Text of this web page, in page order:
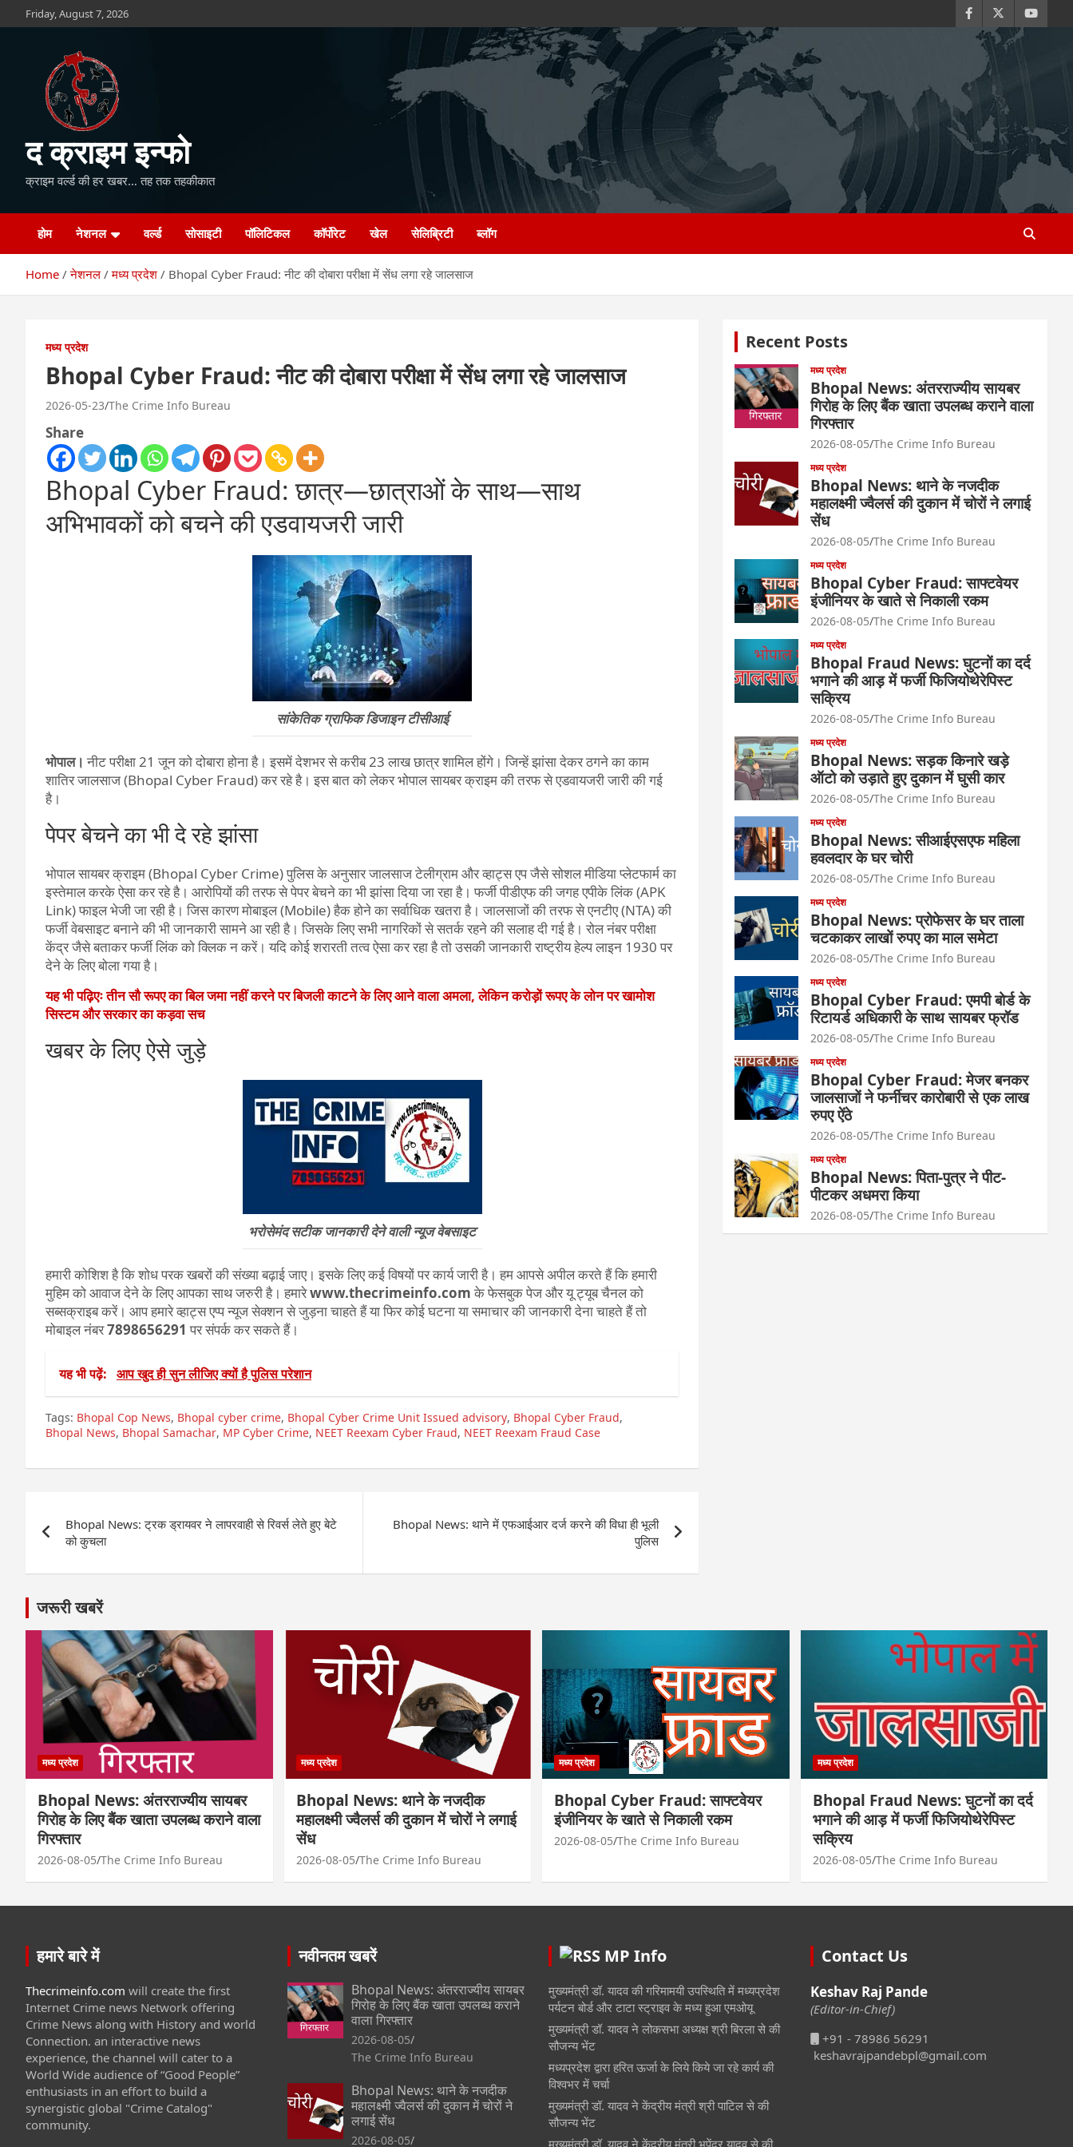
to
Friday, August 7, 2026
द क्राइम इन्फो
क्राइम वर्ल्ड की हर खबर… तह तक तहकीकात
होम नेशनल वर्ल्ड सोसाइटी पॉलिटिकल कॉर्पोरेट खेल सेलिब्रिटी ब्लॉग
Home नेशनल मध्य प्रदेश Bhopal Cyber Fraud: नीट की दोबारा परीक्षा में सेंध लगा रहे जालसाज
मध्य प्रदेश
Bhopal Cyber Fraud: नीट की दोबारा परीक्षा में सेंध लगा रहे जालसाज
2026-05-23 The Crime Info Bureau
Share
Bhopal Cyber Fraud: छात्र—छात्राओं के साथ—साथ
अभिभावकों को बचने की एडवायजरी जारी
सांकेतिक ग्राफिक डिजाइन टीसीआई
भोपाल। नीट प​रीक्षा 21 जून को दोबारा होना है। इसमें देशभर से करीब 23 लाख छात्र शामिल होंगे। जिन्हें झांसा देकर ठगने का काम
शातिर जालसाज (Bhopal Cyber Fraud) कर रहे है। इस बात को लेकर भोपाल सायबर क्राइम की तरफ से एडवायजरी जारी की गई
है।
पेपर बेचने का भी दे रहे झांसा
भोपाल सायबर क्राइम (Bhopal Cyber Crime) पुलिस के अनुसार जालसाज टेलीग्राम और व्हाट्स एप जैसे सोशल मीडिया प्लेटफार्म का
इस्तेमाल करके ऐसा कर रहे है। आरोपियों की तरफ से पेपर बेचने का भी झांसा दिया जा रहा है। फर्जी पीडीएफ की जगह एपीके लिंक (APK
Link) फाइल भेजी जा रही है। जिस कारण मोबाइल (Mobile) हैक होने का सर्वाधिक खतरा है। जालसाजों की तरफ से एनटीए (NTA) की
फर्जी वेबसाइट बनाने की भी जानकारी सामने आ रही है। जिसके लिए सभी नागरिकों से सतर्क रहने की सलाह दी गई है। रोल नंबर परीक्षा
केंद्र जैसे बताकर फर्जी लिंक को क्लिक न करें। यदि कोई शरारती तत्व ऐसा कर रहा है तो उसकी जानकारी राष्ट्रीय हेल्प लाइन 1930 पर
देने के लिए बोला गया है।
यह भी पढ़िएः तीन सौ रूपए का बिल जमा नहीं करने पर बिजली काटने के लिए आने वाला अमला, लेकिन करोड़ों रूपए के लोन पर खामोश
सिस्टम और सरकार का कड़वा सच
खबर के लिए ऐसे जुड़े
भरोसेमंद सटीक जानकारी देने वाली न्यूज वेबसाइट
हमारी कोशिश है कि शोध परक खबरों की संख्या बढ़ाई जाए। इसके लिए कई विषयों पर कार्य जारी है। हम आपसे अपील करते हैं कि हमारी
मुहिम को आवाज देने के लिए आपका साथ जरुरी है। हमारेwww.thecrimeinfo.comके फेसबुक पेज और यू ट्यूब चैनल को
सब्सक्राइब करें। आप हमारे व्हाट्स एप्प न्यूज सेक्शन से जुड़ना चाहते हैं या फिर कोई घटना या समाचार की जानकारी देना चाहते हैं तो
मोबाइल नंबर7898656291 पर संपर्क कर सकते हैं।
यह भी पढ़ें: आप खुद ही सुन लीजिए क्यों है पुलिस परेशान
Tags: Bhopal Cop News, Bhopal cyber crime, Bhopal Cyber ​​Crime Unit Issued advisory, Bhopal Cyber Fraud,
Bhopal News, Bhopal Samachar, MP Cyber Crime, NEET Reexam Cyber Fraud, NEET Reexam Fraud Case
navigation
Bhopal News: ट्रक ड्रायवर ने लापरवाही से रिवर्स लेते हुए बेटे
को कुचला
Bhopal News: थाने में एफआईआर दर्ज करने की विधा ही भूली
पुलिस
Recent Posts
मध्य प्रदेश
Bhopal News: अंतरराज्यीय सायबर
गिरोह के लिए बैंक खाता उपलब्ध कराने वाला
गिरफ्तार
2026-08-05 The Crime Info Bureau
मध्य प्रदेश
Bhopal News: थाने के नजदीक
महालक्ष्मी ज्वैलर्स की दुकान में चोरों ने लगाई
सेंध
2026-08-05 The Crime Info Bureau
मध्य प्रदेश
Bhopal Cyber Fraud: साफ्टवेयर
इंजीनियर के खाते से निकाली रकम
2026-08-05 The Crime Info Bureau
मध्य प्रदेश
Bhopal Fraud News: घुटनों का दर्द
भगाने की आड़ में फर्जी फिजियोथेरेपिस्ट
सक्रिय
2026-08-05 The Crime Info Bureau
मध्य प्रदेश
Bhopal News: सड़क किनारे खड़े
ऑटो को उड़ाते हुए दुकान में घुसी कार
2026-08-05 The Crime Info Bureau
मध्य प्रदेश
Bhopal News: सीआईएसएफ महिला
हवलदार के घर चोरी
2026-08-05 The Crime Info Bureau
मध्य प्रदेश
Bhopal News: प्रोफेसर के घर ताला
चटकाकर लाखों रुपए का माल समेटा
2026-08-05 The Crime Info Bureau
मध्य प्रदेश
Bhopal Cyber Fraud: एमपी बोर्ड के
रिटायर्ड अधिकारी के साथ सायबर फ्रॉड
2026-08-05 The Crime Info Bureau
मध्य प्रदेश
Bhopal Cyber Fraud: मेजर बनकर
जालसाजों ने फर्नीचर कारोबारी से एक लाख
रुपए ऐंठे
2026-08-05 The Crime Info Bureau
मध्य प्रदेश
Bhopal News: पिता-पुत्र ने पीट-
पीटकर अधमरा किया
2026-08-05 The Crime Info Bureau
जरूरी खबरें
मध्य प्रदेश
Bhopal News: अंतरराज्यीय सायबर
गिरोह के लिए बैंक खाता उपलब्ध कराने वाला
गिरफ्तार
2026-08-05 The Crime Info Bureau
मध्य प्रदेश
Bhopal News: थाने के नजदीक
महालक्ष्मी ज्वैलर्स की दुकान में चोरों ने लगाई
सेंध
2026-08-05 The Crime Info Bureau
मध्य प्रदेश
Bhopal Cyber Fraud: साफ्टवेयर
इंजीनियर के खाते से निकाली रकम
2026-08-05 The Crime Info Bureau
मध्य प्रदेश
Bhopal Fraud News: घुटनों का दर्द
भगाने की आड़ में फर्जी फिजियोथेरेपिस्ट
सक्रिय
2026-08-05 The Crime Info Bureau
हमारे बारे में
Thecrimeinfo.com will create the first
Internet Crime news Network offering
Crime News along with History and world
Connection. an interactive news
experience, the channel will cater to a
World Wide audience of “Good People”
enthusiasts in an effort to build a
synergistic global "Crime Catalog"
community.
नवीनतम खबरें
Bhopal News: अंतरराज्यीय सायबर
गिरोह के लिए बैंक खाता उपलब्ध कराने
वाला गिरफ्तार
2026-08-05
The Crime Info Bureau
Bhopal News: थाने के नजदीक
महालक्ष्मी ज्वैलर्स की दुकान में चोरों ने
लगाई सेंध
2026-08-05
MP Info
मुख्यमंत्री डॉ. यादव की गरिमामयी उपस्थिति में मध्यप्रदेश
पर्यटन बोर्ड और टाटा स्ट्राइव के मध्य हुआ एमओयू
मुख्यमंत्री डॉ. यादव ने लोकसभा अध्यक्ष श्री बिरला से की
सौजन्य भेंट
मध्यप्रदेश द्वारा हरित ऊर्जा के लिये किये जा रहे कार्य की
विश्वभर में चर्चा
मुख्यमंत्री डॉ. यादव ने केंद्रीय मंत्री श्री पाटिल से की
सौजन्य भेंट
मुख्यमंत्री डॉ. यादव ने केंद्रीय मंत्री भूपेंद्र यादव से की
Contact Us
Keshav Raj Pande
(Editor-in-Chief)
+91 - 78986 56291
keshavrajpandebpl@gmail.com